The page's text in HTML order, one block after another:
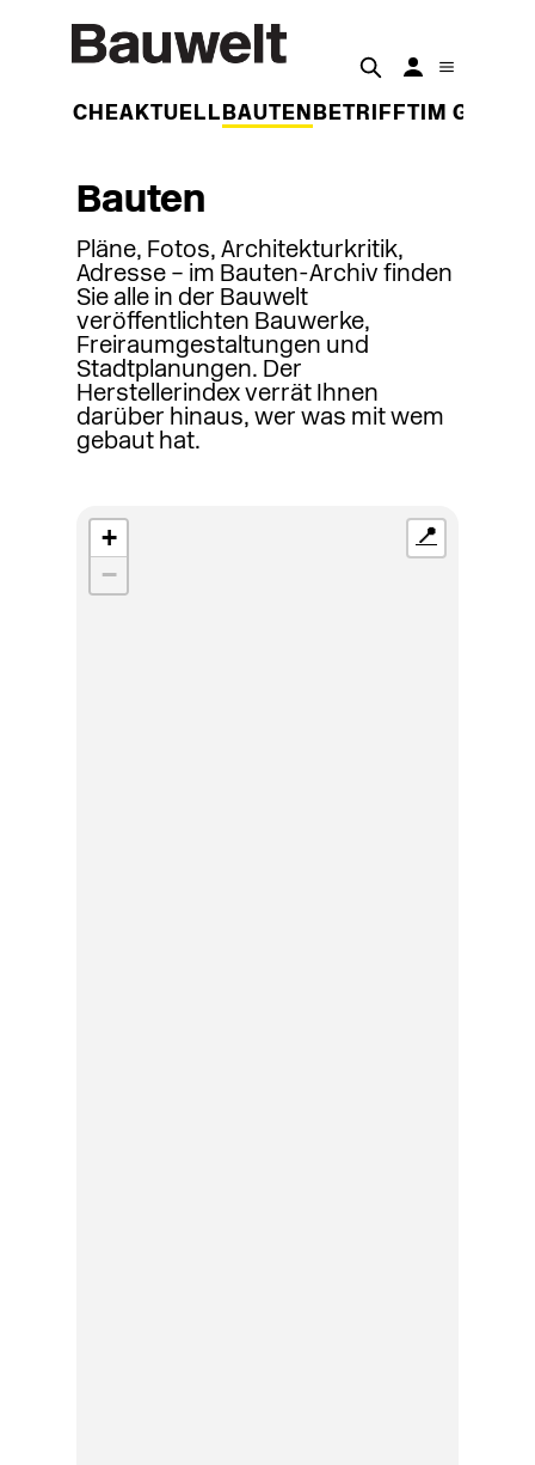
WOCHEAKTUELL BAUTEN BETRIFFT IM
Bauten
Pläne, Fotos, Architekturkritik,
Adresse – im Bauten-Archiv finden
Sie alle in der Bauwelt
veröffentlichten Bauwerke,
Freiraumgestaltungen und
Stadtplanungen. Der
Herstellerindex verrät Ihnen
darüber hinaus, wer was mit wem
gebaut hat.
+
−
📍